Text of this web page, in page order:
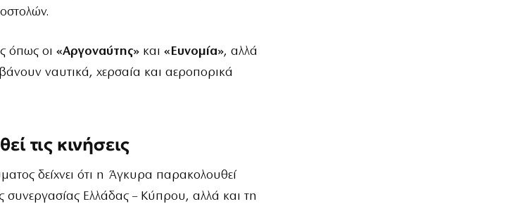
όπως οι «Αργοναύτης» και «Ευνομία», αλλά
ναυτικά, χερσαία και αεροπορικά
τις κινήσεις
δείχνει ότι η Άγκυρα παρακολουθεί
συνεργασίας Ελλάδας – Κύπρου, αλλά και τη